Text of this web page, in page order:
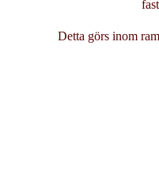
Detta görs inom